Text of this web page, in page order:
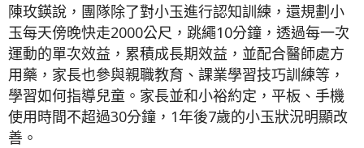
陳玫鍈說，團隊除了對小玉進行認知訓練，還規劃小
玉每天傍晚快走2000公尺，跳繩10分鐘，透過每一次
運動的單次效益，累積成長期效益，並配合醫師處方
用藥，家長也參與親職教育、課業學習技巧訓練等，
學習如何指導兒童。家長並和小裕約定，平板、手機
使用時間不超過30分鐘，1年後7歲的小玉狀況明顯改
善。